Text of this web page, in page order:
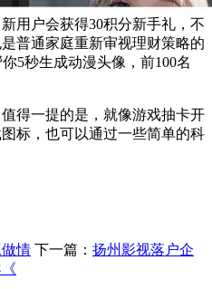
用户会获得30积分新手礼，不
普通家庭重新审视理财策略的
5秒生成动漫头像，前100名
一提的是，就像游戏抽卡开
标，也可以通过一些简单的科
情 下一篇： 扬州影视落户企